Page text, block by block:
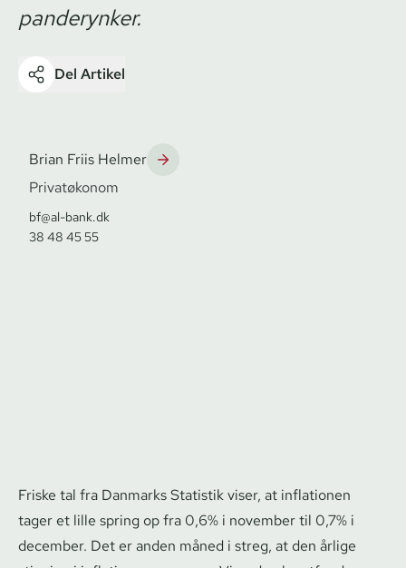
panderynker.
Del Artikel
Brian Friis Helmer
Privatøkonom
bf@al-bank.dk
38 48 45 55
Friske tal fra Danmarks Statistik viser, at inflationen
tager et lille spring op fra 0,6% i november til 0,7% i
december. Det er anden måned i streg, at den årlige